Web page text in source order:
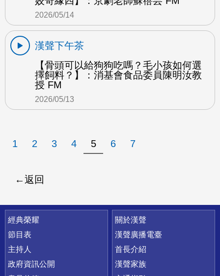
2026/05/14
漢聲下午茶
【骨頭可以給狗狗吃嗎？毛小孩如何選
擇飼料？】：消基會食品委員陳明汝教
授 FM
2026/05/13
1 2 3 4 5 6 7
返回
快速連結
經典榮耀
節目表
主持人
政府資訊公開
關於漢聲
漢聲廣播電臺
首長介紹
漢聲家族